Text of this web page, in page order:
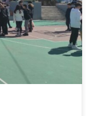
και
κ. Γεώργιος Βλάχος
ομάδες μας